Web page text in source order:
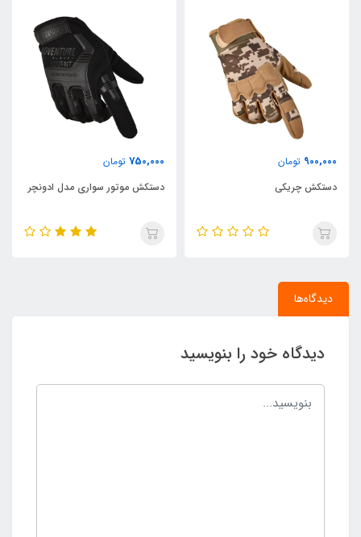
750,000
دستکش موتور سواری مدل ادونچر
900,000
دستکش تاکتیکال
دیدگاه‌ها
دیدگاه خود را بنویسید